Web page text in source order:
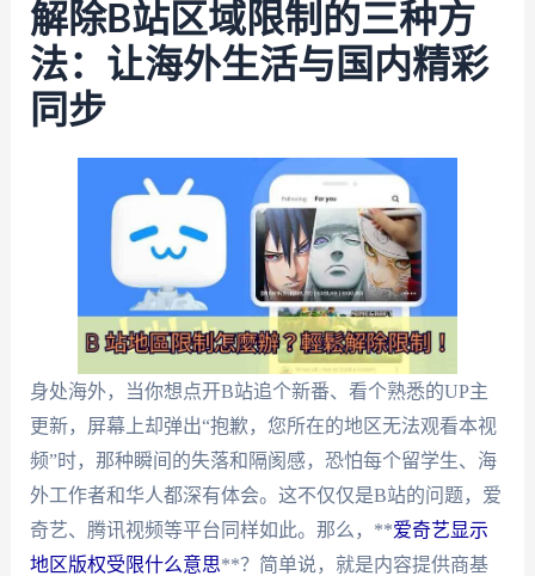
解除B站区域限制的三种方
法：让海外生活与国内精彩
同步
身处海外，当你想点开B站追个新番、看个熟悉的UP主
更新，屏幕上却弹出“抱歉，您所在的地区无法观看本视
频”时，那种瞬间的失落和隔阂感，恐怕每个留学生、海
外工作者和华人都深有体会。这不仅仅是B站的问题，爱
奇艺、腾讯视频等平台同样如此。那么，**爱奇艺显示
地区版权受限什么意思**？简单说，就是内容提供商基